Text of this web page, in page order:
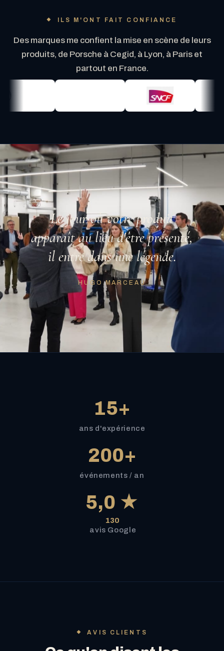
ILS M'ONT FAIT CONFIANCE
Des marques me confient la mise en scène de leurs
produits, de Porsche à Cegid, à Lyon, à Paris et
partout en France.
Le jour où votre produit
apparaît au lieu d'être présenté,
il entre dans une légende.
HUGO MARCEAU
15+
ans d'expérience
200+
événements / an
5,0 ★
130
avis Google
AVIS CLIENTS